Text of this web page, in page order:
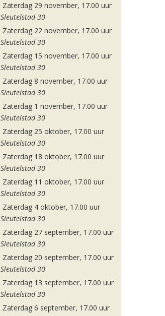
Zaterdag 29 november, 17.00 uur
Sleutelstad 30
Zaterdag 22 november, 17.00 uur
Sleutelstad 30
Zaterdag 15 november, 17.00 uur
Sleutelstad 30
Zaterdag 8 november, 17.00 uur
Sleutelstad 30
Zaterdag 1 november, 17.00 uur
Sleutelstad 30
Zaterdag 25 oktober, 17.00 uur
Sleutelstad 30
Zaterdag 18 oktober, 17.00 uur
Sleutelstad 30
Zaterdag 11 oktober, 17.00 uur
Sleutelstad 30
Zaterdag 4 oktober, 17.00 uur
Sleutelstad 30
Zaterdag 27 september, 17.00 uur
Sleutelstad 30
Zaterdag 20 september, 17.00 uur
Sleutelstad 30
Zaterdag 13 september, 17.00 uur
Sleutelstad 30
Zaterdag 6 september, 17.00 uur